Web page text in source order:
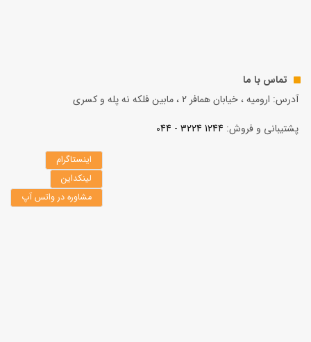
تماس با ما
آدرس: ارومیه ، خیابان همافر 2 ، مابين فلكه نه پله و کسری
پشتیبانی و فروش: 1244 3224 - 044
اینستاگرام
لینکداین
مشاوره در واتس آپ